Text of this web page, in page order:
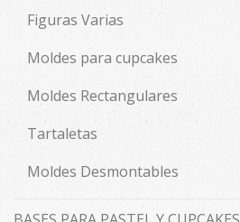
Figuras Varias
Moldes para cupcakes
Moldes Rectangulares
Tartaletas
Moldes Desmontables